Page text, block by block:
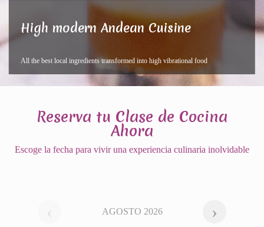
High modern Andean Cuisine
All the best local ingredients transformed into high vibrational food
Reserva tu Clase de Cocina
Ahora
Escoge la fecha para vivir una experiencia culinaria inolvidable
AGOSTO 2026